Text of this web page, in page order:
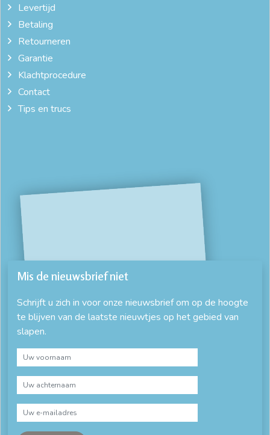
Levertijd
Betaling
Retourneren
Garantie
Klachtprocedure
Contact
Tips en trucs
Mis de nieuwsbrief niet
Schrijft u zich in voor onze nieuwsbrief om op de hoogte
te blijven van de laatste nieuwtjes op het gebied van
slapen.